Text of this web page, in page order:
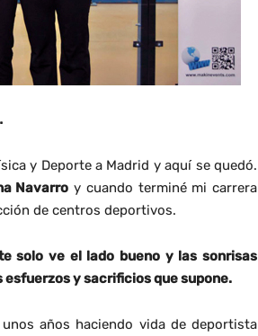
y Deporte a Madrid y aquí se quedó.
Navarro y cuando terminé mi carrera
de centros deportivos.
solo ve el lado bueno y las sonrisas
esfuerzos y sacrificios que supone.
años haciendo vida de deportista